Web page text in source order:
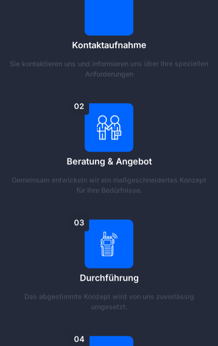
Kontaktaufnahme
Sie kontaktieren uns und informieren uns über Ihre speziellen
Anforderungen
02
Beratung & Angebot
Gemeinsam entwickeln wir ein maßgeschneidertes Konzept
für Ihre Bedürfnisse.
03
Durchführung
Das abgestimmte Konzept wird von uns zuverlässig
umgesetzt.
04